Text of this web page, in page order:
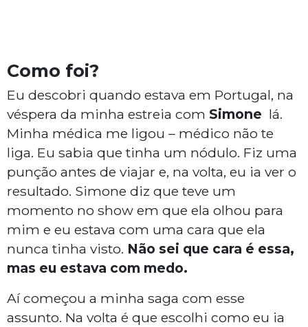
Como foi?
Eu descobri quando estava em Portugal, na
véspera da minha estreia com Simone lá.
Minha médica me ligou – médico não te
liga. Eu sabia que tinha um nódulo. Fiz uma
punção antes de viajar e, na volta, eu ia ver o
resultado. Simone diz que teve um
momento no show em que ela olhou para
mim e eu estava com uma cara que ela
nunca tinha visto. Não sei que cara é essa,
mas eu estava com medo.
Aí começou a minha saga com esse
assunto. Na volta é que escolhi como eu ia